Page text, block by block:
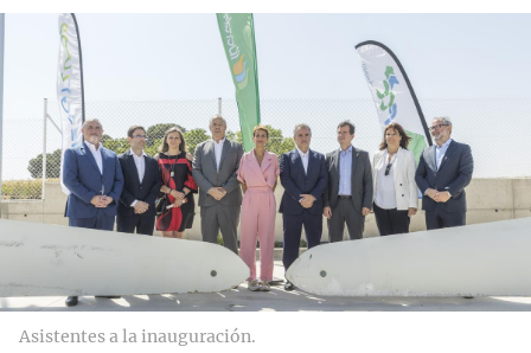
Asistentes a la inauguración.